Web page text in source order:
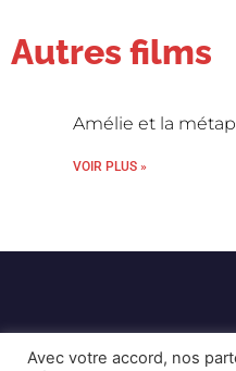
Autres films
Amélie et la
VOIR PLUS »
Avec votre accord, nos